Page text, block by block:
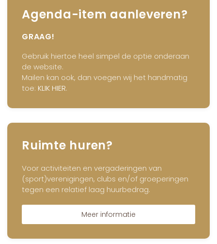
Agenda-item aanleveren?
GRAAG!
Gebruik hiertoe heel simpel de optie onderaan
de website.
Mailen kan ook, dan voegen wij het handmatig
toe: KLIK HIER.
Ruimte huren?
Voor activiteiten en vergaderingen van
(sport)verenigingen, clubs en/of groeperingen
tegen een relatief laag huurbedrag.
Meer informatie